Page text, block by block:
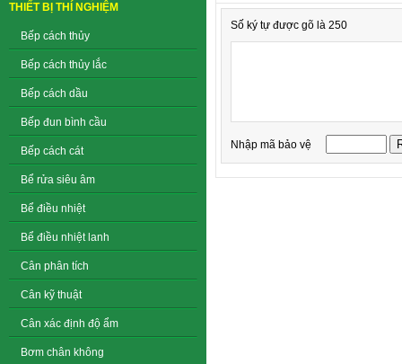
THIẾT BỊ THÍ NGHIỆM
Bếp cách thủy
Bếp cách thủy lắc
Bếp cách dầu
Bếp đun bình cầu
Bếp cách cát
Bể rửa siêu âm
Bể điều nhiệt
Bể điều nhiệt lanh
Cân phân tích
Cân kỹ thuật
Cân xác định độ ẩm
Bơm chân không
Số ký tự được gõ là 250
Nhập mã bảo vệ